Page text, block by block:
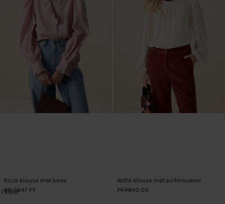
Roze blouse met lurex
80.0047.99
1kleur
Witte blouse met pofmouwen
79.9840.00